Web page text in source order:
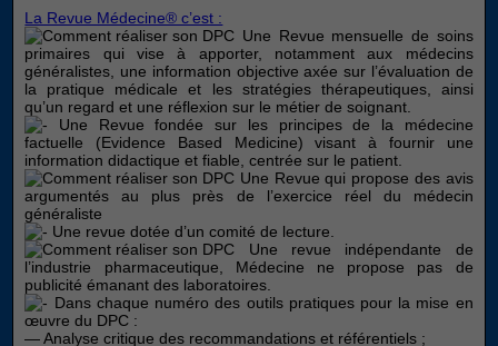
La Revue Médecine® c’est :
Une Revue mensuelle de soins
primaires qui vise à apporter, notamment aux médecins
généralistes, une information objective axée sur l’évaluation de
la pratique médicale et les stratégies thérapeutiques, ainsi
qu’un regard et une réflexion sur le métier de soignant.
Une Revue fondée sur les principes de la médecine
factuelle (Evidence Based Medicine) visant à fournir une
information didactique et fiable, centrée sur le patient.
Une Revue qui propose des avis
argumentés au plus près de l’exercice réel du médecin
généraliste
Une revue dotée d’un comité de lecture.
Une revue indépendante de
l’industrie pharmaceutique, Médecine ne propose pas de
publicité émanant des laboratoires.
Dans chaque numéro des outils pratiques pour la mise en
œuvre du DPC :
— Analyse critique des recommandations et référentiels ;